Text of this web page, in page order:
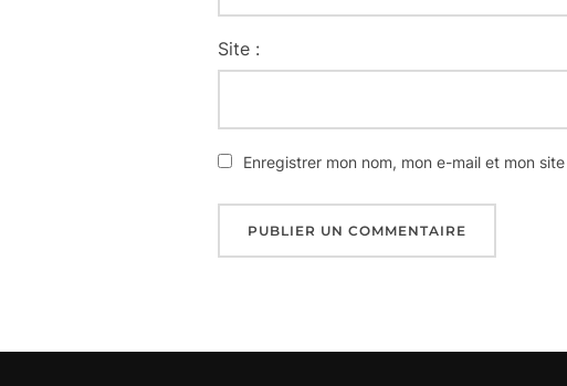
Site :
Enregistrer mon nom, mon e-mail et mon